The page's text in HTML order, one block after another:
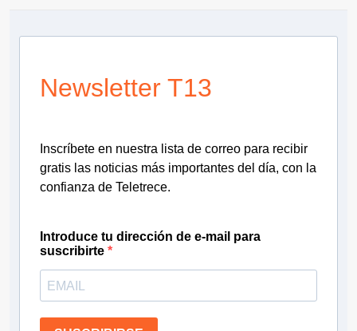
Newsletter T13
Inscríbete en nuestra lista de correo para recibir
gratis las noticias más importantes del día, con la
confianza de Teletrece.
Introduce tu dirección de e-mail para
suscribirte